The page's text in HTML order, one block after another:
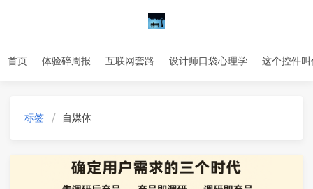
首页 体验碎周报 互联网套路 设计师口袋心理学 这个控件叫
标签 自媒体